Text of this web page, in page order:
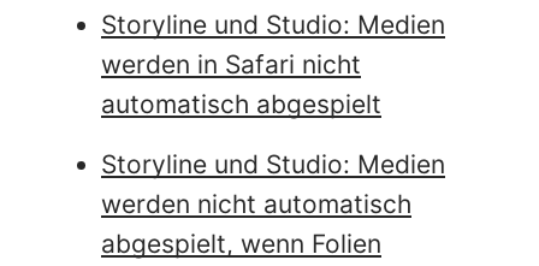
Storyline und Studio: Medien
werden in Safari nicht
automatisch abgespielt
Storyline und Studio: Medien
werden nicht automatisch
abgespielt, wenn Folien